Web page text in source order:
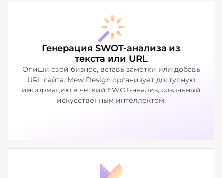
Генерация SWOT-анализа из
текста или URL
Опиши свой бизнес, вставь заметки или добавь
URL сайта. Mew Design организует доступную
информацию в четкий SWOT-анализ, созданный
искусственным интеллектом.